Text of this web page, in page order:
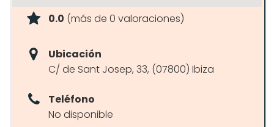
0.0 (más de 0 valoraciones)
Ubicación
C/ de Sant Josep, 33, (07800) Ibiza
Teléfono
No disponible